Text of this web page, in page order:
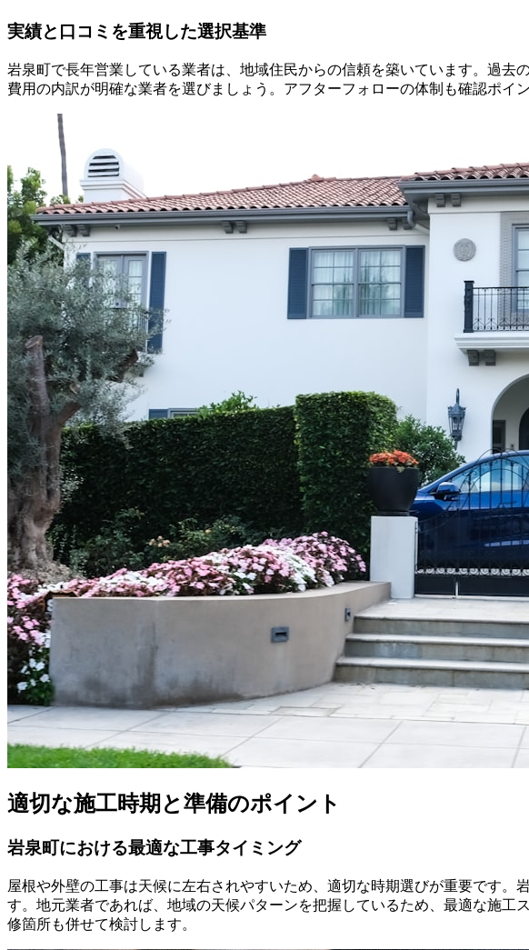
実績と口コミを重視した選択基準
岩泉町で長年営業している業者は、地域住民からの信頼を築いています。過
費用の内訳が明確な業者を選びましょう。アフターフォローの体制も確認ポイ
適切な施工時期と準備のポイント
岩泉町における最適な工事タイミング
屋根や外壁の工事は天候に左右されやすいため、適切な時期選びが重要です
す。地元業者であれば、地域の天候パターンを把握しているため、最適な施
修箇所も併せて検討します。